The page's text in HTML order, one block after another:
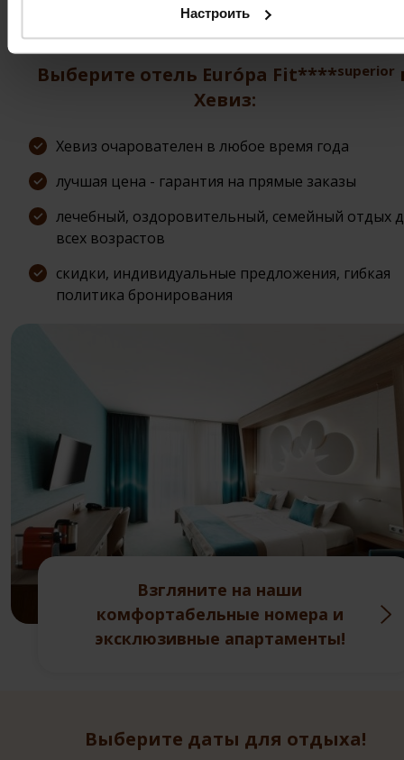
Настроить
Действительно: до отзыва
Выберите отель Európa Fit****superior
Хевиз:
Хевиз очарователен в любое время года
лучшая цена - гарантия на прямые заказы
лечебный, оздоровительный, семейный отдых
всех возрастов
скидки, индивидуальные предложения, гибкая
политика бронирования
Взгляните на наши
комфортабельные номера и
эксклюзивные апартаменты!
Выберите даты для отдыха!